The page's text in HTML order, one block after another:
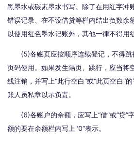
黑墨水或碳素墨水书写。除了在用红字冲
错误记录、在不设借贷等栏内结出负数余
以使用红色墨水记账外，其他一律不得用
(5)各账页应按顺序连续登记，不得
页码使用。如果发生隔页、跳行，应当将
线注销，并写上“此行空白”或“此页空白”
账人员私章以示负责。
(6)各账户的余额，应写上“借”或“贷”
额的要在余额栏内写上"0”表示。